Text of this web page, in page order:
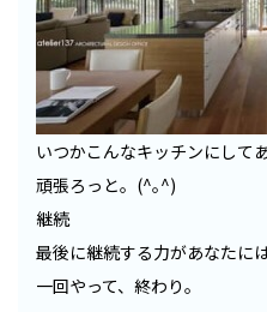
いつかこんなキッチンにして
頑張ろっと。(^｡^)
継続
最後に継続する力があなたに
一回やって、終わり。